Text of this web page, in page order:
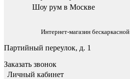
Шоу рум в Москве
Интернет-магазин
Партийный переулок, д. 1
Заказать звонок
Личный кабинет